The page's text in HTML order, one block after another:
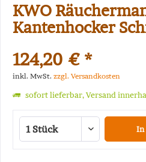
KWO
Kantenhocker
124,20 € *
inkl. MwSt. zzgl. Versandkosten
sofort lieferbar, Versand
In